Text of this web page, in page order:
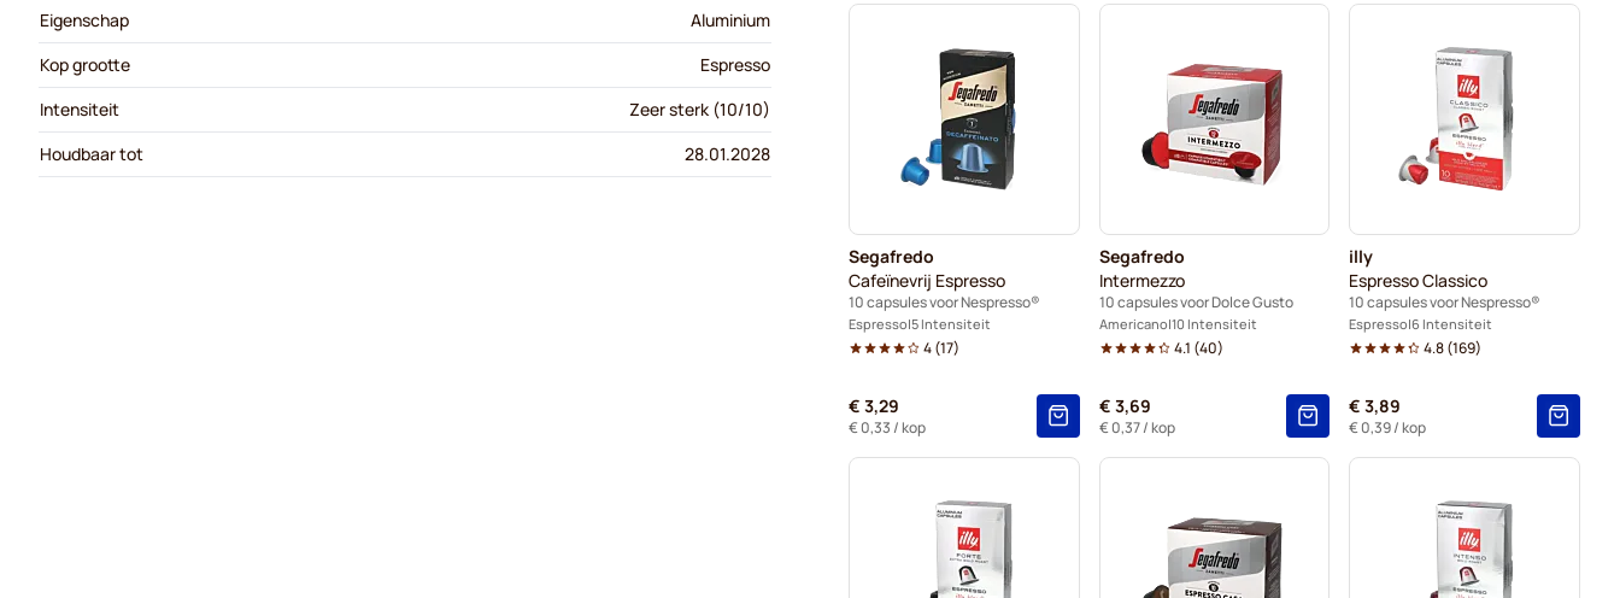
Segafredo
Cafeïnevrij Espresso
10 capsules voor Nespresso®
Espresso 5 Intensiteit
4(17)
€ 3,29
€ 0,33 / kop
Segafredo
Intermezzo
10 capsules voor Dolce Gusto
Americano 10 Intensiteit
4.1 (40)
€ 3,69
€ 0,37/ kop
illy
Espresso Classico
10 capsules voor Nespresso®
Espresso 6 Intensiteit
4.8(169)
€ 3,89
€ 0,39/ kop
Eigenschap
Aluminium
Kop grootte
Espresso
Intensiteit
Zeer sterk (10/10)
Houdbaar tot
28.01.2028